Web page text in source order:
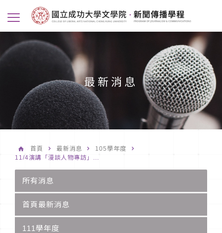
最新消息
首頁 最新消息
105學年度
11/4演講「漫談人物專訪」...
所有消息
首頁最新消息
111學年度